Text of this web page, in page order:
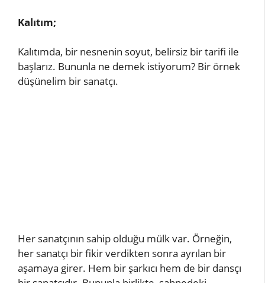
Kalıtım;
Kalıtımda, bir nesnenin soyut, belirsiz bir tarifi ile
başlarız. Bununla ne demek istiyorum? Bir örnek
düşünelim bir sanatçı.
Her sanatçının sahip olduğu mülk var. Örneğin,
her sanatçı bir fikir verdikten sonra ayrılan bir
aşamaya girer. Hem bir şarkıcı hem de bir dansçı